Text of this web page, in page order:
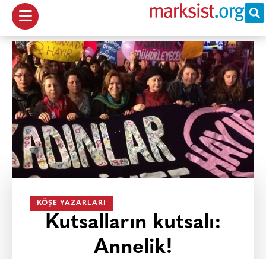
KÖŞE YAZARLARI
Kutsalların kutsalı:
Annelik!